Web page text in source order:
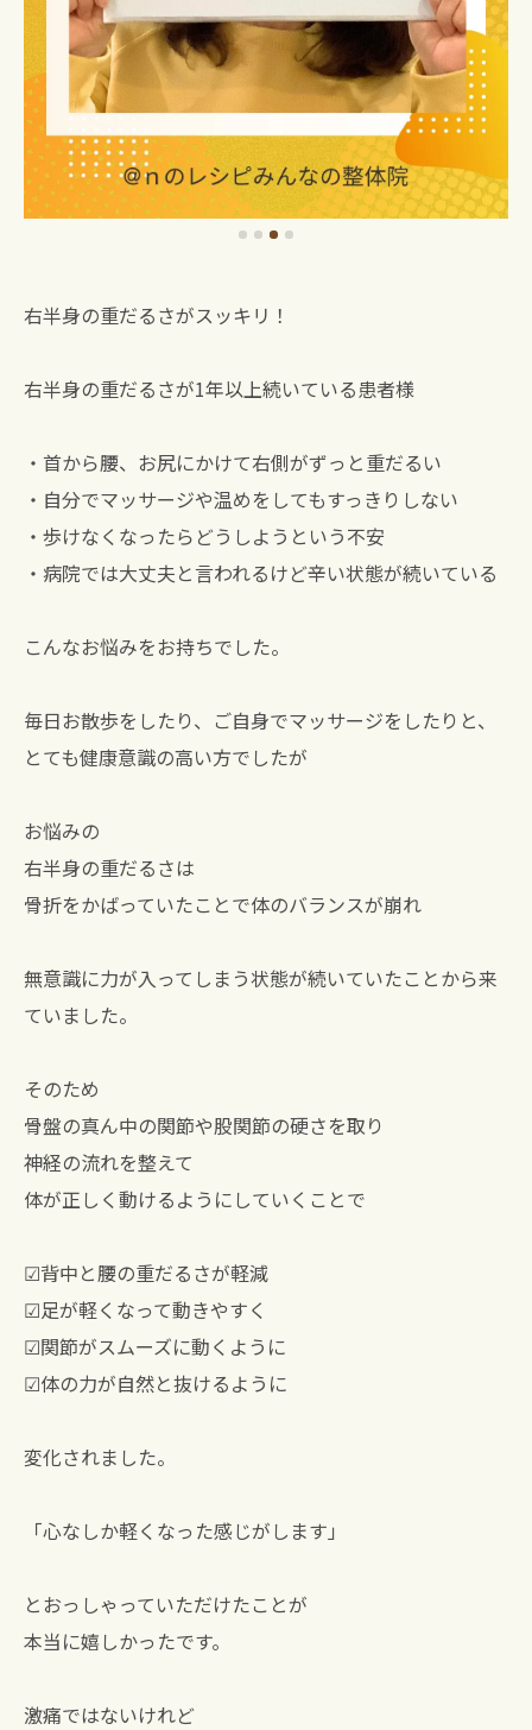
右半身の重だるさがスッキリ！
右半身の重だるさが1年以上続いている患者様
・首から腰、お尻にかけて右側がずっと重だるい
・自分でマッサージや温めをしてもすっきりしない
・歩けなくなったらどうしようという不安
・病院では大丈夫と言われるけど辛い状態が続いている
こんなお悩みをお持ちでした。
毎日お散歩をしたり、ご自身でマッサージをしたりと、
とても健康意識の高い方でしたが
お悩みの
右半身の重だるさは
骨折をかばっていたことで体のバランスが崩れ
無意識に力が入ってしまう状態が続いていたことから来
ていました。
そのため
骨盤の真ん中の関節や股関節の硬さを取り
神経の流れを整えて
体が正しく動けるようにしていくことで
☑背中と腰の重だるさが軽減
☑足が軽くなって動きやすく
☑関節がスムーズに動くように
☑体の力が自然と抜けるように
変化されました。
「心なしか軽くなった感じがします」
とおっしゃっていただけたことが
本当に嬉しかったです。
激痛ではないけれど